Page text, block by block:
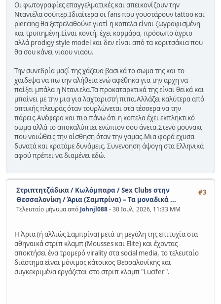
Οι φωτογραφίες επαγγελματικές και απεικονίζουν την
Ντανιέλα σούπερ.Ιδιαίτερα οι fans που γουστάρουν tattoo και
piercing θα ξετρελαθούνε γιατί η κοπελα είναι ζωγραφισμένη
και τρυπημένη.Είναι κοντή, έχει κορμάρα, πρόσωπο άγριο
αλλά prodigy style model και δεν είναι από τα κοριτσάκια που
θα σου κάνει νιαου νιαου.
Την συνεδρία μαζί της χάζευα βασικά το σωμα της και το
χάιδεψα να πω την αλήθεια ενώ αφέθηκα για την αρχη να
παίξει μπάλα η Nτανιελα.Τα προκαταρκτικά της είναι θεϊκά και
μπαίνει με την μια για λαχταριστή πιπα.Αλλάζει καλύτερα από
οπτικής πλευράς όταν τουρλώνεται στα τέσσερα να την
πάρεις.Ανέφερα και πιο πάνω ότι η κοπελα έχει εκπληκτικό
σωμα αλλά το αποκαλύπτει ενώπιον σου άνετα.Στενό μουνακι
που νοιώθεις την αίσθηση όταν την γαμας.Μια φορά εχυσα
δυνατά και κρατάμε δυνάμεις. Συνενοηση άψογη στα Ελληνικά
αφού πρέπει να διαμένει εδώ.
#3
Στριπτητζάδικα / Κωλόμπαρα / Sex Clubs στην
Θεσσαλονίκη /Άρια (Σαμπρίνα) – Τα μοναδικά ...
Τελευταίο μήνυμα απόJohnjl088- 30 Ιουλ, 2026, 11:33 ΜΜ
Η Άρια (ή αλλιώς Σαμπρίνα) μετά τη μεγάλη της επιτυχία στα
αθηναικά στριπ κλαμπ (Mousses και Elite) και έχοντας
αποκτήσει ένα τρομερό virality στα social media, το τελευταίο
διάστημα είναι μόνιμος κάτοικος Θεσσαλονίκης και
συγκεκριμένα εργάζεται στο στριπ κλαμπ "Lucifer".